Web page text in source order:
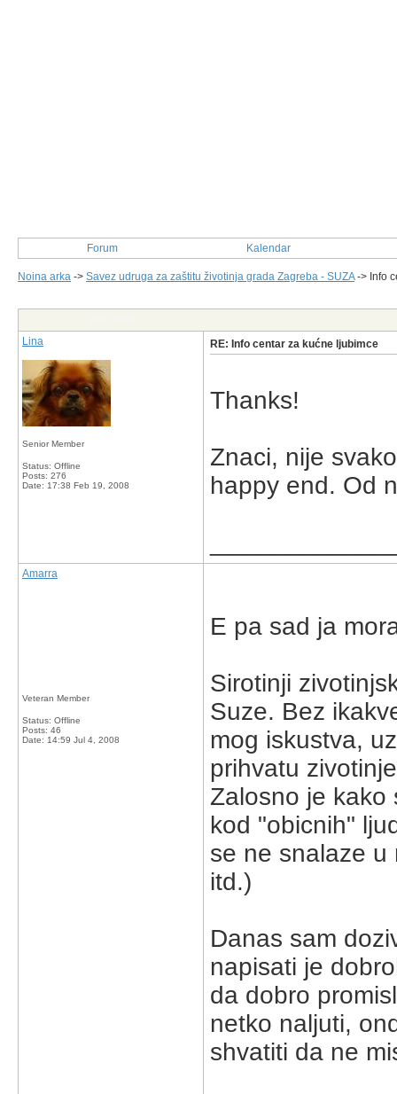
Forum Kalendar
Noina arka -> Savez udruga za zaštitu životinja grada Zagreba - SUZA-> Info
Lina
Senior Member
Status: Offline
Posts: 276
Date: 17:38 Feb 19, 2008
RE: Info centar za kućne ljubimce
Thanks!
Znaci, nije
happy end. Od
Amarra
Veteran Member
Status: Offline
Posts: 46
Date: 14:59 Jul 4, 2008
E pa sad ja
Sirotinji
Suze. Bez
mog iskustva,
prihvatu
Zalosno je kako
kod "obicnih"
se ne snalaze u
itd.)
Danas sam
napisati je
da dobro
netko naljuti,
shvatiti da ne